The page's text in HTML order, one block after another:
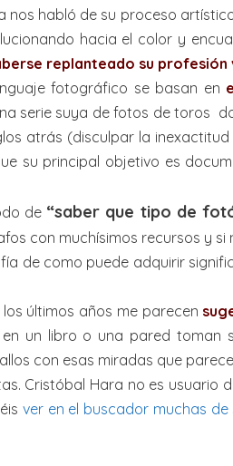
nos habló de su proceso
hacia el color y
replanteado su
fotográfico se basan en
serie suya de fotos de toros
atrás (disculpar la
su principal objetivo es
de “saber que tipo de
con muchísimos recursos y
de como puede adquirir
últimos años me parecen
un libro o una pared
con esas miradas que
Cristóbal Hara no es
ver en el buscador muchas de